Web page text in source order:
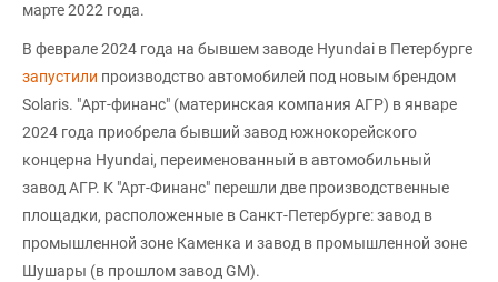
марте 2022 года.
В феврале 2024 года на бывшем заводе Hyundai в Петербурге
запустили производство автомобилей под новым брендом
Solaris. "Арт-финанс" (материнская компания АГР) в январе
2024 года приобрела бывший завод южнокорейского
концерна Hyundai, переименованный в автомобильный
завод АГР. К "Арт-Финанс" перешли две производственные
площадки, расположенные в Санкт-Петербурге: завод в
промышленной зоне Каменка и завод в промышленной зоне
Шушары (в прошлом завод GM).